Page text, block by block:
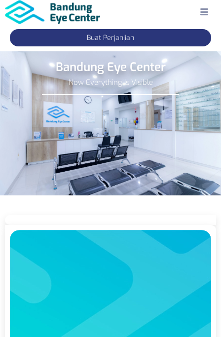
Buat Perjanjian
Bandung Eye Center
Now Everything Is Visible